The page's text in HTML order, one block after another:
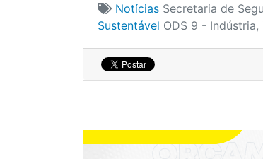
Notícias Secretaria de
Sustentável ODS 9 -